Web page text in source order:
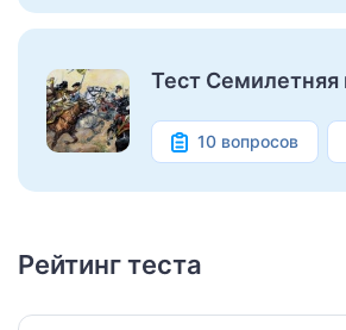
Тест Семилетняя
10 вопросов
Рейтинг теста